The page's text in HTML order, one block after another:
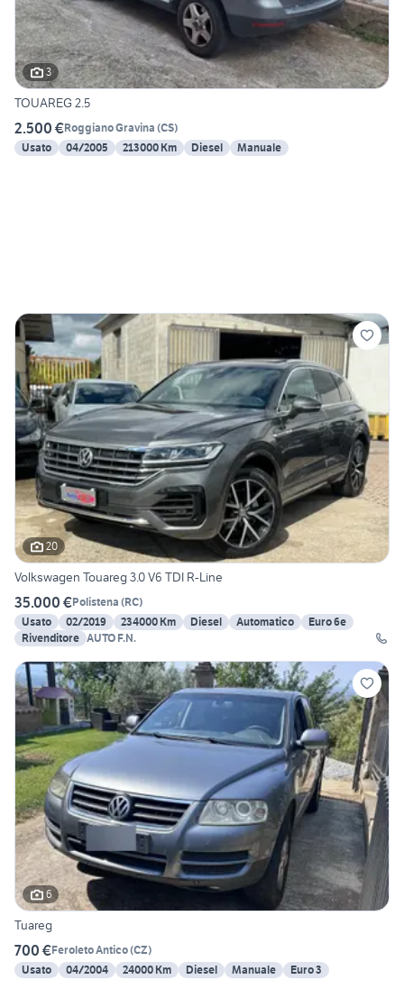
3
TOUAREG 2.5
2.500 €Roggiano Gravina (CS)
Usato
04/2005 213000 Km Diesel Manuale
20
Volkswagen Touareg 3.0 V6 TDI R-Line
35.000 €Polistena (RC)
Usato
02/2019 234000 Km Diesel Automatico
Euro 6e
Rivenditore AUTO F.N.
6
Tuareg
700 €Feroleto Antico(CZ)
Usato
04/2004 24000 Km Diesel Manuale Euro 3